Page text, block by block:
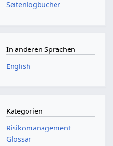
Seitenlogbücher
In anderen Sprachen
English
Kategorien
Risikomanagement
Glossar